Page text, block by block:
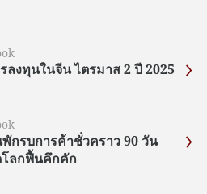
ลงทุนในจีน ไตรมาส 2 ปี 2025
กรบการค้าชั่วคราว 90 วัน
ลกฟื้นคึกคัก